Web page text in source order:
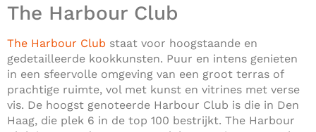
The Harbour Club
The Harbour Club staat voor hoogstaande en
gedetailleerde kookkunsten. Puur en intens genieten
in een sfeervolle omgeving van een groot terras of
prachtige ruimte, vol met kunst en vitrines met verse
vis. De hoogst genoteerde Harbour Club is die in Den
Haag, die plek 6 in de top 100 bestrijkt. The Harbour